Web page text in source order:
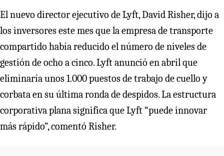
El nuevo director ejecutivo de Lyft, David Risher, dijo a
los inversores este mes que la empresa de transporte
compartido había reducido el número de niveles de
gestión de ocho a cinco. Lyft anunció en abril que
eliminaría unos 1.000 puestos de trabajo de cuello y
corbata en su última ronda de despidos. La estructura
corporativa plana significa que Lyft “puede innovar
más rápido”, comentó Risher.